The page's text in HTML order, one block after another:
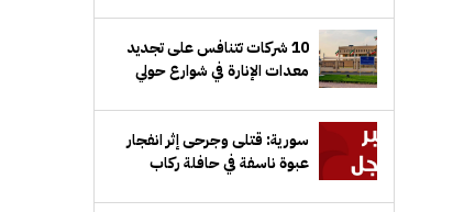
10 شركات تتنافس على تجديد
معدات الإنارة في شوارع حولي
سورية: قتلى وجرحى إثر انفجار
عبوة ناسفة في حافلة ركاب